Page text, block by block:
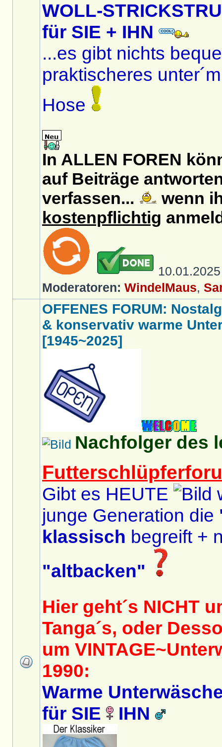
WOLL-
für SIE + IHN
...es gibt nichts
praktischeres
Hose
In ALLEN FOREN
auf Beiträge
verfassen...
wenn
kostenpflichtig
Moderatoren: WindelMaus,
OFFENES FORUM:
& konservativ warme
[1945~2025]
Nachfolger des
Gibt es HEUTE
junge Generation die
klassisch begreift +
"altbacken"
Hier geht´s NICHT
Tanga´s, oder
um
1990:
Warme
für SIE
IHN